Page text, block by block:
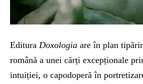
Editura Doxologia are în plan
română a unei cărți excepționale
intuiției, o capodoperă în